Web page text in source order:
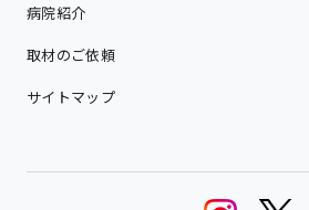
病院紹介
取材のご依頼
サイトマップ